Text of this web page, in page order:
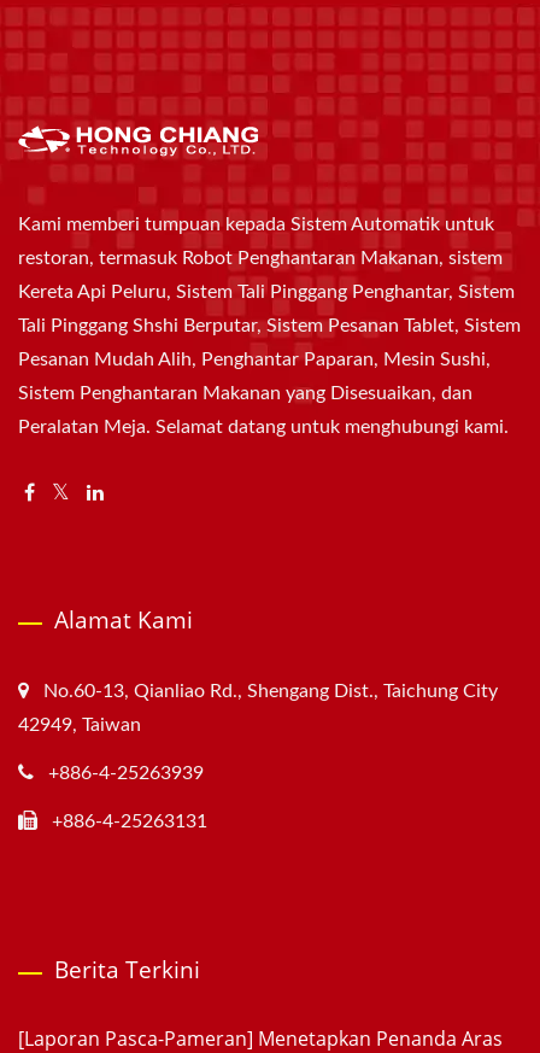
Kami memberi tumpuan kepada Sistem Automatik untuk
restoran, termasuk Robot Penghantaran Makanan, sistem
Kereta Api Peluru, Sistem Tali Pinggang Penghantar, Sistem
Tali Pinggang Shshi Berputar, Sistem Pesanan Tablet, Sistem
Pesanan Mudah Alih, Penghantar Paparan, Mesin Sushi,
Sistem Penghantaran Makanan yang Disesuaikan, dan
Peralatan Meja. Selamat datang untuk menghubungi kami.
Alamat Kami
No.60-13, Qianliao Rd., Shengang Dist., Taichung City
42949, Taiwan
+886-4-25263939
+886-4-25263131
Berita Terkini
[Laporan Pasca-Pameran] Menetapkan Penanda Aras